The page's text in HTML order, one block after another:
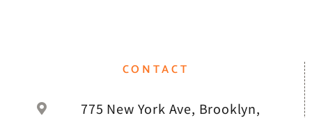
CONTACT
775 New York Ave, Brooklyn,